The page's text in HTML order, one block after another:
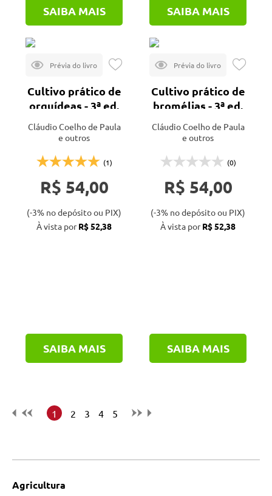
SAIBA MAIS SAIBA MAIS
Cultivo prático de
orquídeas - 3ª ed.
Cláudio Coelho de Paula
e outros
(1)
R$ 54,00
(-3% no depósito ou PIX)
À vista porR$ 52,38
SAIBA MAIS
Cultivo prático de
bromélias - 3ª ed.
Cláudio Coelho de Paula
e outros
(0)
R$ 54,00
(-3% no depósito ou PIX)
À vista porR$ 52,38
SAIBA MAIS
1 2 3 4 5
Agricultura